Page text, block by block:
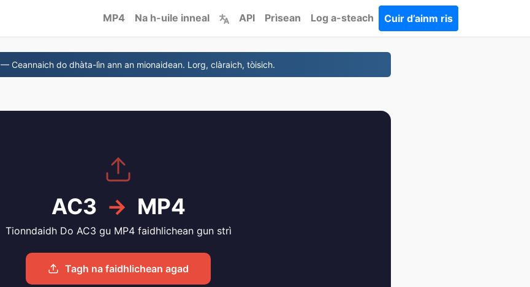
MP4 Na h-uile inneal API Prìsean Log a-steach Cuir d’ainm ris
— Ceannaich do dhàta-lìn ann an mionaidean. Lorg, clàraich, tòisich.
AC3 → MP4
Tionndaidh Do AC3 gu MP4 faidhlichean gun strì
Tagh na faidhlichean agad